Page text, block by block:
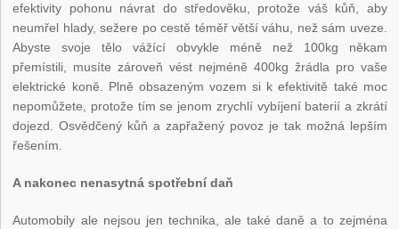
efektivity pohonu návrat do středověku, protože váš kůň, aby
neumřel hlady, sežere po cestě téměř větší váhu, než sám uveze.
Abyste svoje tělo vážící obvykle méně než 100kg někam
přemístili, musíte zároveň vést nejméně 400kg žrádla pro vaše
elektrické koně. Plně obsazeným vozem si k efektivitě také moc
nepomůžete, protože tím se jenom zrychlí vybíjení baterií a zkrátí
dojezd. Osvědčený kůň a zapřažený povoz je tak možná lepším
řešením.
A nakonec nenasytná spotřební daň
Automobily ale nejsou jen technika, ale také daně a to zejména